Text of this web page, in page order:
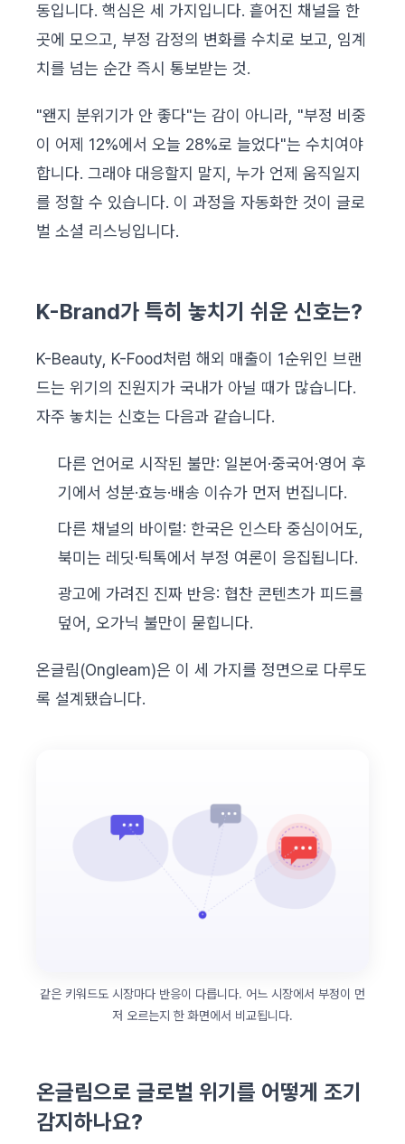
동입니다. 핵심은 세 가지입니다. 흩어진 채널을 한
곳에 모으고, 부정 감정의 변화를 수치로 보고, 임계
치를 넘는 순간 즉시 통보받는 것.
"왠지 분위기가 안 좋다"는 감이 아니라, "부정 비중
이 어제 12%에서 오늘 28%로 늘었다"는 수치여야
합니다. 그래야 대응할지 말지, 누가 언제 움직일지
를 정할 수 있습니다. 이 과정을 자동화한 것이 글로
벌 소셜 리스닝입니다.
K-Brand가 특히 놓치기 쉬운 신호는?
K-Beauty, K-Food처럼 해외 매출이 1순위인 브랜
드는 위기의 진원지가 국내가 아닐 때가 많습니다.
자주 놓치는 신호는 다음과 같습니다.
다른 언어로 시작된 불만: 일본어·중국어·영어 후
기에서 성분·효능·배송 이슈가 먼저 번집니다.
다른 채널의 바이럴: 한국은 인스타 중심이어도,
북미는 레딧·틱톡에서 부정 여론이 응집됩니다.
광고에 가려진 진짜 반응: 협찬 콘텐츠가 피드를
덮어, 오가닉 불만이 묻힙니다.
온글림(Ongleam)은 이 세 가지를 정면으로 다루도
록 설계됐습니다.
같은 키워드도 시장마다 반응이 다릅니다. 어느 시장에서 부정이 먼
저 오르는지 한 화면에서 비교됩니다.
온글림으로 글로벌 위기를 어떻게 조기
감지하나요?